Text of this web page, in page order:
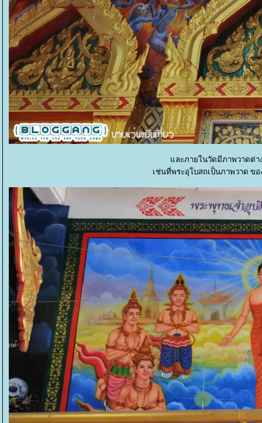
ละภายในวัดมีภาพวาดต่า
เช่นที่พระอุโบสถเป็นภาพวาด ข